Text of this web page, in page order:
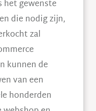
het gewenste
die nodig zijn,
zal
kunnen de
van een
honderden